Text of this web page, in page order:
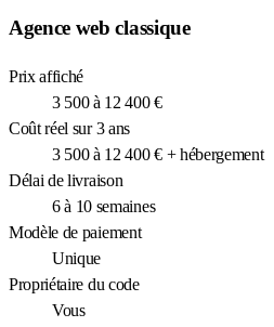
Agence web classique
Prix affiché
3 500 à 12 400 €
Coût réel sur 3 ans
3 500 à 12 400 € + hébergement
Délai de livraison
6 à 10 semaines
Modèle de paiement
Unique
Propriétaire du code
Vous